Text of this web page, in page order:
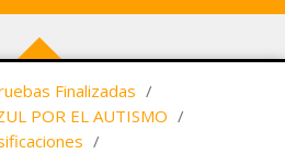
Finalizadas /
POR EL AUTISMO /
/